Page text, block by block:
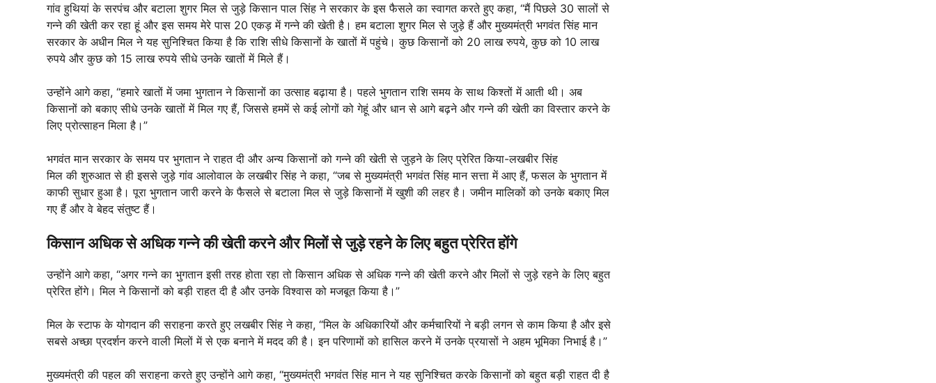
गांव हुथियां के सरपंच और बटाला शुगर मिल से जुड़े किसान पाल सिंह ने सरकार के इस फैसले का स्वागत करते हुए कहा, “मैं पिछले 30 सालों से
गन्ने की खेती कर रहा हूं और इस समय मेरे पास 20 एकड़ में गन्ने की खेती है। हम बटाला शुगर मिल से जुड़े हैं और मुख्यमंत्री भगवंत सिंह मान
सरकार के अधीन मिल ने यह सुनिश्चित किया है कि राशि सीधे किसानों के खातों में पहुंचे। कुछ किसानों को 20 लाख रुपये, कुछ को 10 लाख
रुपये और कुछ को 15 लाख रुपये सीधे उनके खातों में मिले हैं।
उन्होंने आगे कहा, “हमारे खातों में जमा भुगतान ने किसानों का उत्साह बढ़ाया है। पहले भुगतान राशि समय के साथ किश्तों में आती थी। अब
किसानों को बकाए सीधे उनके खातों में मिल गए हैं, जिससे हममें से कई लोगों को गेहूं और धान से आगे बढ़ने और गन्ने की खेती का विस्तार करने के
लिए प्रोत्साहन मिला है।”
भगवंत मान सरकार के समय पर भुगतान ने राहत दी और अन्य किसानों को गन्ने की खेती से जुड़ने के लिए प्रेरित किया-लखबीर सिंह
मिल की शुरुआत से ही इससे जुड़े गांव आलोवाल के लखबीर सिंह ने कहा, “जब से मुख्यमंत्री भगवंत सिंह मान सत्ता में आए हैं, फसल के भुगतान में
काफी सुधार हुआ है। पूरा भुगतान जारी करने के फैसले से बटाला मिल से जुड़े किसानों में खुशी की लहर है। जमीन मालिकों को उनके बकाए मिल
गए हैं और वे बेहद संतुष्ट हैं।
किसान अधिक से अधिक गन्ने की खेती करने और मिलों से जुड़े रहने के लिए बहुत प्रेरित होंगे
उन्होंने आगे कहा, “अगर गन्ने का भुगतान इसी तरह होता रहा तो किसान अधिक से अधिक गन्ने की खेती करने और मिलों से जुड़े रहने के लिए बहुत
प्रेरित होंगे। मिल ने किसानों को बड़ी राहत दी है और उनके विश्वास को मजबूत किया है।”
मिल के स्टाफ के योगदान की सराहना करते हुए लखबीर सिंह ने कहा, “मिल के अधिकारियों और कर्मचारियों ने बड़ी लगन से काम किया है और इसे
सबसे अच्छा प्रदर्शन करने वाली मिलों में से एक बनाने में मदद की है। इन परिणामों को हासिल करने में उनके प्रयासों ने अहम भूमिका निभाई है।”
मुख्यमंत्री की पहल की सराहना करते हुए उन्होंने आगे कहा, “मुख्यमंत्री भगवंत सिंह मान ने यह सुनिश्चित करके किसानों को बहुत बड़ी राहत दी है